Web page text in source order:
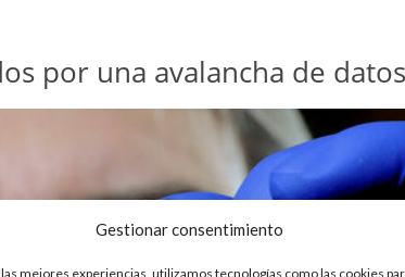
Gestionar consentimiento
mejores experiencias, utilizamos tecnologías como las cookies
por una avalancha de datos